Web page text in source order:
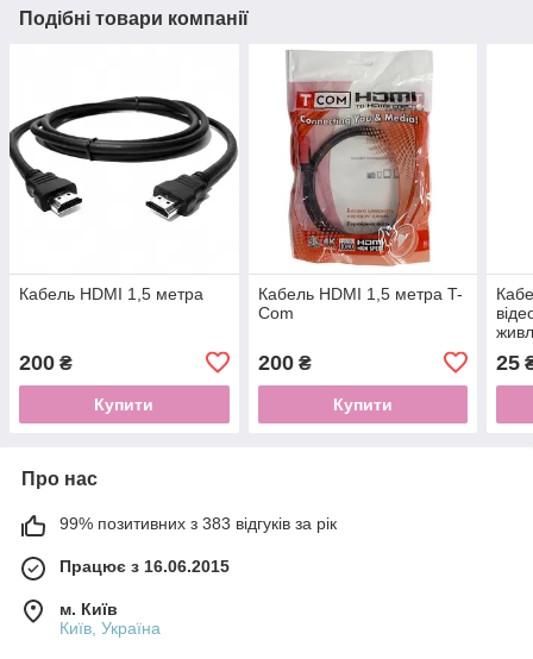
Подібні товари компанії
Кабель HDMI 1,5 метра
200 ₴
Купити
Кабель HDMI 1,5 метра T-
Com
200₴
Купити
Ом
25
Про нас
99% позитивних з 383 відгуків за рік
Працює з 16.06.2015
м. Київ
Київ, Україна